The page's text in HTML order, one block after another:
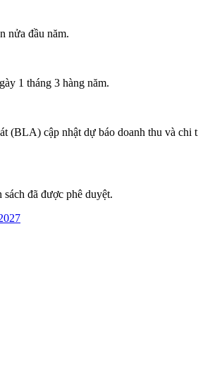
nửa đầu năm.
1 tháng 3 hàng năm.
cập nhật dự báo doanh thu và
đã được phê duyệt.